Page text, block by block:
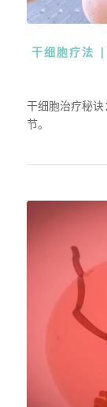
干细胞疗法 |
干细胞治疗秘
节。